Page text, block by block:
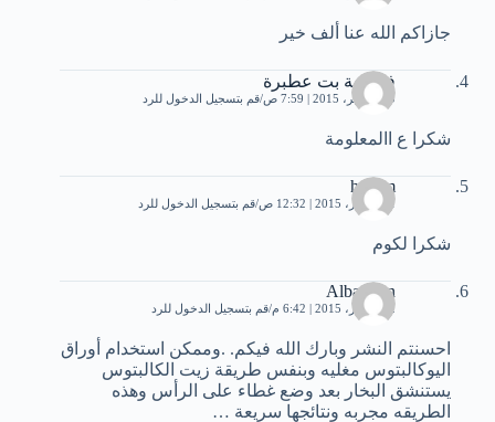
جازاكم الله عنا ألف خير
فطومة بت عطبرة
30 نوفمبر، 2015 | 7:59 ص قم بتسجيل الدخول للرد
شكرا ع االمعلومة
hosam
1 ديسمبر، 2015 | 12:32 ص قم بتسجيل الدخول للرد
شكرا لكوم
Albasaten
2 ديسمبر، 2015 | 6:42 م قم بتسجيل الدخول للرد
احسنتم النشر وبارك الله فيكم. .وممكن استخدام أوراق
اليوكالبتوس مغليه وبنفس طريقة زيت الكالبتوس
يستنشق البخار بعد وضع غطاء على الرأس وهذه
الطريقه مجربه ونتائجها سريعة …